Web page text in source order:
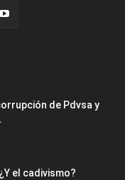
de Pdvsa y
el cadivismo?